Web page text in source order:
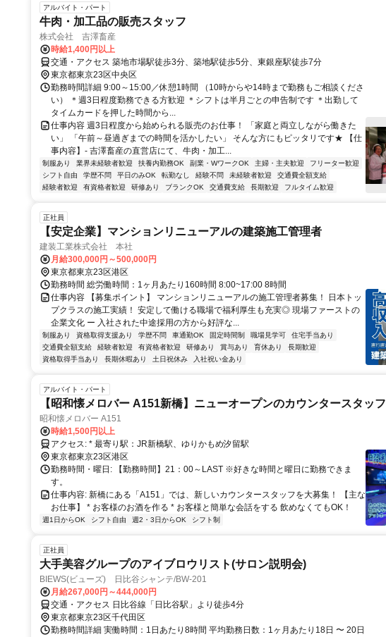
アルバイト・パート
牛肉・加工品の販売スタッフ
株式会社 吉澤畜産
時給1,400円以上
交通・アクセス 築地市場駅徒歩3分、築地駅徒歩5分、東銀座駅徒歩7分
東京都東京23区中央区
勤務時間詳細 9:00～15:00／休憩1時間 （10時からや14時まで勤務もご相談くださ
い） ＊週3日程度勤務できる方歓迎 ＊シフトは半月ごとの申告制です ＊出勤して
タイムカードを押した時間から...
仕事内容 週3日程度から始められる販売のお仕事！ 「家庭と両立しながら働きた
い」 「午前～昼過ぎまでの時間を活かしたい」 そんな方にもピッタリです★ 【仕
事内容】- 吉澤畜産の直営店にて、牛肉・加工...
制服あり 業界未経験者歓迎 扶養内勤務OK 副業・WワークOK 主婦・主夫歓迎
フリーター歓迎
シフト自由
学歴不問 平日のみOK 転勤なし 経験不問 未経験者歓迎
交通費全額支給
経験者歓迎
有資格者歓迎 研修あり ブランクOK 交通費支給 長期歓迎 フルタイム歓迎
正社員
【安定企業】マンションリニューアルの建築施工管理者
建装工業株式会社 本社
月給300,000円～500,000円
東京都東京23区港区
勤務時間 総労働時間：1ヶ月あたり160時間 8:00~17:00 8時間
仕事内容 【募集ポイント】 マンションリニューアルの施工管理者募集！ 日本トッ
プクラスの施工実績！ 安定して働ける職場で福利厚生も充実◎ 現場ファーストの
企業文化 ー 入社された中途採用の方から好評な...
制服あり 資格取得支援あり 学歴不問 車通勤OK 固定時間制 職場見学可
住宅手当あり
交通費全額支給
経験者歓迎 有資格者歓迎 研修あり 賞与あり 育休あり
長期歓迎
資格取得手当あり
長期休暇あり 土日祝休み 入社祝い金あり
アルバイト・パート
【昭和懐メロバー A151新橋】ニューオープンのカウンタースタッフ
昭和懐メロバー A151
時給1,500円以上
アクセス: * 最寄り駅：JR新橋駅、ゆりかもめ汐留駅
東京都東京23区港区
勤務時間・曜日: 【勤務時間】21：00～LAST ※好きな時間と曜日に勤務できま
す。
仕事内容: 新橋にある「A151」では、新しいカウンタースタッフを大募集！ 【主な
お仕事】 * お客様のお酒を作る * お客様と簡単な会話をする 飲めなくてもOK！
週1日からOK シフト自由 週2・3日からOK シフト制
正社員
大手美容グループのアイブロウリスト(サロン説明会)
BIEWS(ビューズ) 日比谷シャンテ/BW-201
月給267,000円～444,000円
交通・アクセス 日比谷線「日比谷駅」より徒歩4分
東京都東京23区千代田区
勤務時間詳細 実働時間：1日あたり8時間 平均勤務日数：1ヶ月あたり18日 〜 20日